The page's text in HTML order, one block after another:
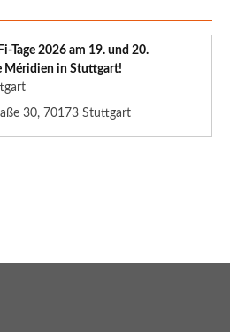
Tage 2026 am 19. und 20.
Méridien in Stuttgart!
30, 70173 Stuttgart